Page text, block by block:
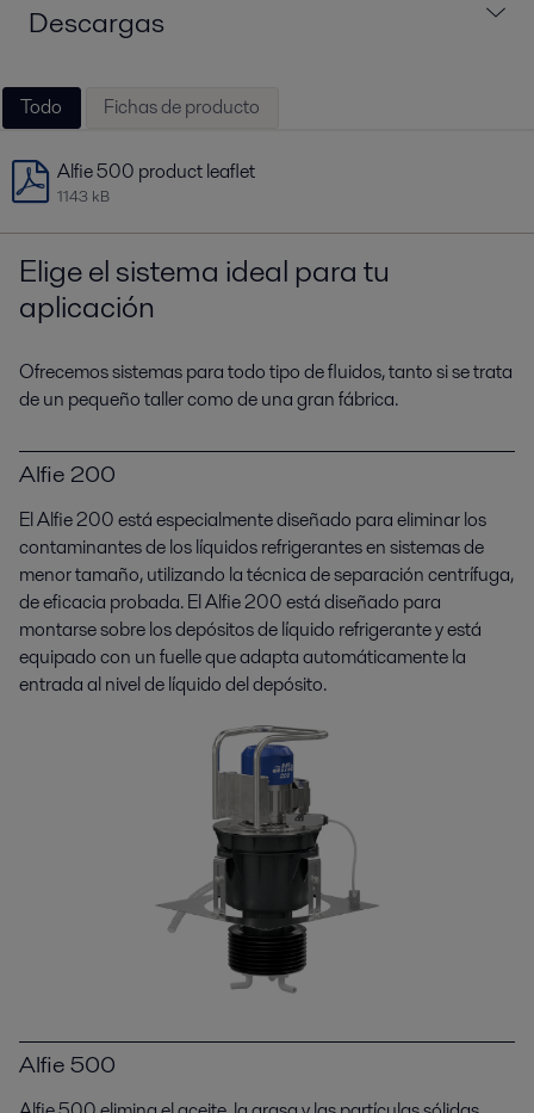
Descargas
Todo Fichas de producto
Alfie 500 product leaflet
1143 kB
Elige el sistema ideal para tu
aplicación
Ofrecemos sistemas para todo tipo de fluidos, tanto si se trata
de un pequeño taller como de una gran fábrica.
Alfie 200
El Alfie 200 está especialmente diseñado para eliminar los
contaminantes de los líquidos refrigerantes en sistemas de
menor tamaño, utilizando la técnica de separación centrífuga,
de eficacia probada. El Alfie 200 está diseñado para
montarse sobre los depósitos de líquido refrigerante y está
equipado con un fuelle que adapta automáticamente la
entrada al nivel de líquido del depósito.
Alfie 500